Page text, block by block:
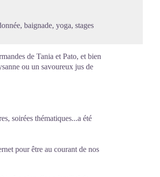
baignade, yoga, stages
de Tania et Pato, et bien
ou un savoureux jus de
soirées thématiques...a été
pour être au courant de nos